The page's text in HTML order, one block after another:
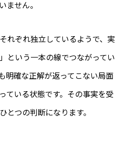
ません。
れぞれ独立しているようで、実
という一本の線でつながってい
明確な正解が返ってこない局面
ている状態です。その事実を受
とつの判断になります。